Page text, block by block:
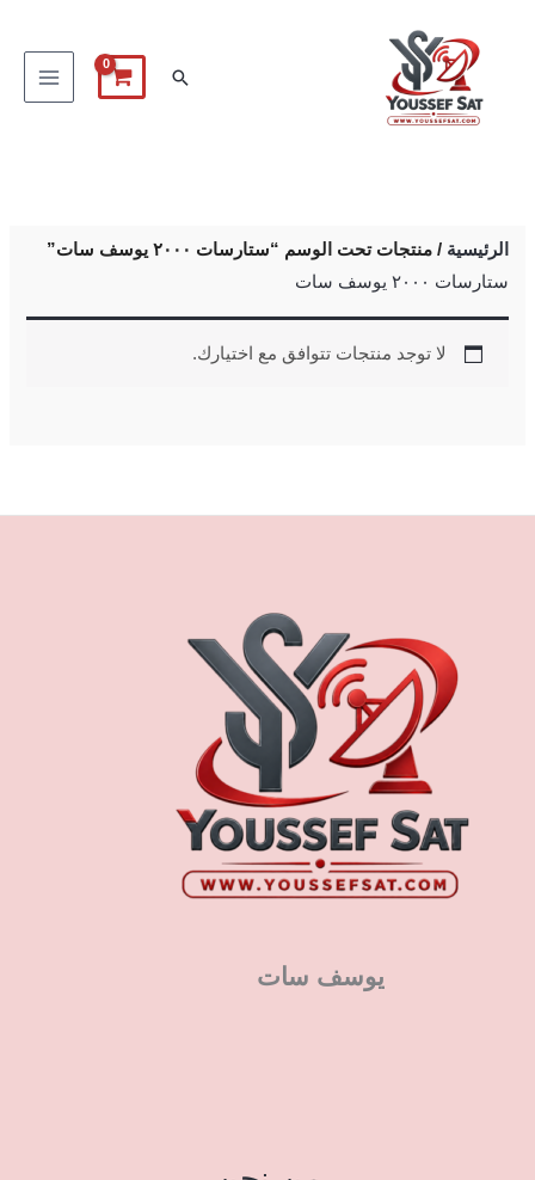
البحث
الرئيسية / منتجات تحت الوسم “ستارسات ٢٠٠٠ يوسف سات”
ستارسات ٢٠٠٠ يوسف سات
لا توجد منتجات تتوافق مع اختيارك.
يوسف سات